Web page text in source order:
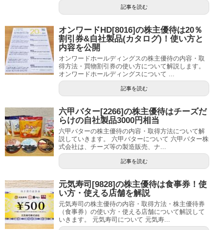
記事を読む
オンワードHD[8016]の株主優待は20％
割引券&自社製品(カタログ)！使い方と
内容を公開
オンワードホールディングスの株主優待の内容・取
得方法・買物割引券の使い方について解説します。
オンワードホールディングスについて ...
記事を読む
六甲バター[2266]の株主優待はチーズだ
らけの自社製品3000円相当
六甲バターの株主優待の内容・取得方法について解
説していきます。 六甲バターについて 六甲バター株
式会社は、チーズ等の製造販売、ナ...
記事を読む
元気寿司[9828]の株主優待は食事券！使
い方・使える店舗を解説
元気寿司の株主優待の内容・取得方法・株主優待券
（食事券）の使い方・使える店舗について解説して
いきます。 元気寿司について 元気寿...